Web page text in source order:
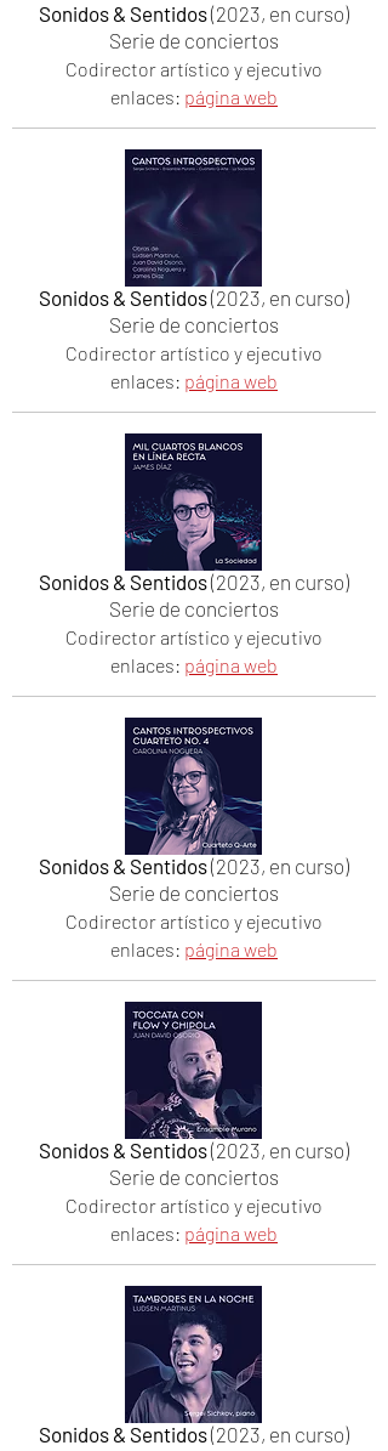
Sonidos & Sentidos(2023, en curso)
Serie de conciertos
Codirector artístico y ejecutivo
enlaces: página web
Sonidos & Sentidos(2023, en curso)
Serie de conciertos
Codirector artístico y ejecutivo
enlaces: página web
Sonidos & Sentidos(2023, en curso)
Serie de conciertos
Codirector artístico y ejecutivo
enlaces: página web
Sonidos & Sentidos(2023, en curso)
Serie de conciertos
Codirector artístico y ejecutivo
enlaces: página web
Sonidos & Sentidos(2023, en curso)
Serie de conciertos
Codirector artístico y ejecutivo
enlaces: página web
Sonidos & Sentidos(2023, en curso)